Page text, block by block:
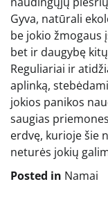
Gyva, natūrali
be jokio žmogaus
bet ir daugybę
Reguliariai ir
aplinką,
jokios panikos
saugias
erdvę, kurioje šie
neturės jokių
Posted in Namai